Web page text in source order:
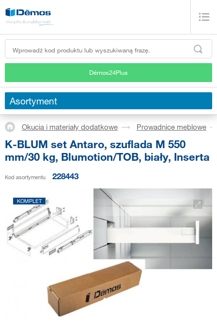
Démos24Plus
Asortyment
Okucia i materiały dodatkowe Prowadnice meblowe
K-BLUM set Antaro, szuflada M 550
mm/30 kg, Blumotion/TOB, biały, Inserta
Kod asortymentu 228443
KOMPLET